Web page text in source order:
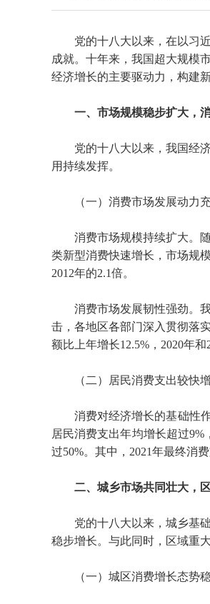
党的十八大以来，在以习
成就。十年来，我国超大规模
经济增长的主要驱动力，构建
一、市场规模稳步扩大，
党的十八大以来，我国经
用持续发挥。
（一）消费市场发展动力
消费市场规模持续扩大。
类新型消费快速增长，市场规
2012年的2.1倍。
消费市场发展韧性强劲。
击，各地区各部门深入贯彻落
额比上年增长12.5%，2020年和
（二）居民消费支出较快
消费对经济增长的基础性
居民消费支出年均增长超过
过50%。其中，2021年最终消
二、城乡市场共同壮大，
党的十八大以来，城乡基
稳步增长。与此同时，区域重
（一）城区消费增长态势